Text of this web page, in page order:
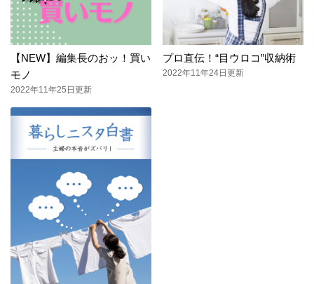
【NEW】編集長のおッ！買い
モノ
2022年11年25日更新
プロ直伝！“目ウロコ”収納術
2022年11年24日更新